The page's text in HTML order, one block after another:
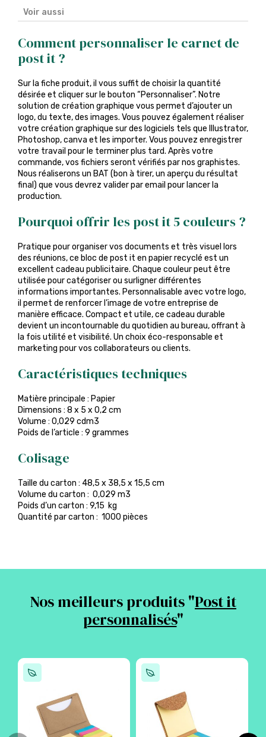
Voir aussi
Comment personnaliser le carnet de
post it ?
Sur la fiche produit, il vous suffit de choisir la quantité
désirée et cliquer sur le bouton “Personnaliser”. Notre
solution de création graphique vous permet d’ajouter un
logo, du texte, des images. Vous pouvez également réaliser
votre création graphique sur des logiciels tels que Illustrator,
Photoshop, canva et les importer. Vous pouvez enregistrer
votre travail pour le terminer plus tard. Après votre
commande, vos fichiers seront vérifiés par nos graphistes.
Nous réaliserons un BAT (bon à tirer, un aperçu du résultat
final) que vous devrez valider par email pour lancer la
production.
Pourquoi offrir les post it 5 couleurs ?
Pratique pour organiser vos documents et très visuel lors
des réunions, ce bloc de post it en papier recyclé est un
excellent cadeau publicitaire. Chaque couleur peut être
utilisée pour catégoriser ou surligner différentes
informations importantes. Personnalisable avec votre logo,
il permet de renforcer l’image de votre entreprise de
manière efficace. Compact et utile, ce cadeau durable
devient un incontournable du quotidien au bureau, offrant à
la fois utilité et visibilité. Un choix éco-responsable et
marketing pour vos collaborateurs ou clients.
Caractéristiques techniques
Matière principale : Papier
Dimensions : 8 x 5 x 0,2 cm
Volume : 0,029 cdm3
Poids de l’article : 9 grammes
Colisage
Taille du carton : 48,5 x 38,5 x 15,5 cm
Volume du carton : 0,029 m3
Poids d’un carton : 9,15 kg
Quantité par carton : 1000 pièces
Nos meilleurs produits "Post it
personnalisés"